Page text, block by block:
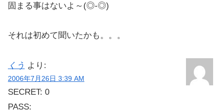
固まる事はないよ～(◎-◎)
それは初めて聞いたかも。。。
くう より:
2006年7月26日 3:39 AM
SECRET: 0
PASS: